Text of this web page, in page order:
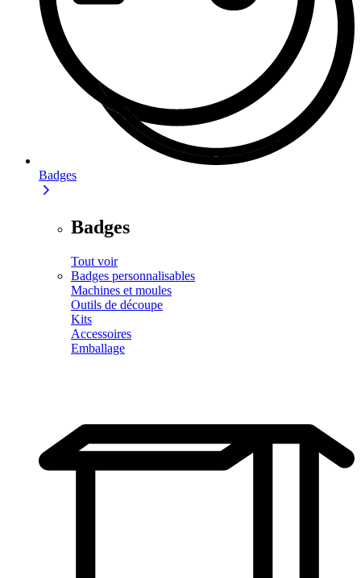
Badges
Badges
Tout voir
Badges personnalisables
Machines et moules
Outils de découpe
Kits
Accessoires
Emballage